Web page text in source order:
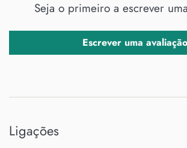
Seja o primeiro a escrever
Escrever uma avaliação
Ligações